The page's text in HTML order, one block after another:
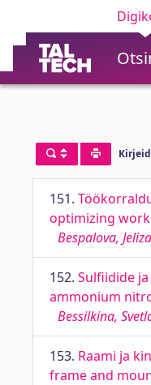
151.
optimizing work
Bespalova,
152. Sulfiidide
ammonium
Bessilkina,
153. Raami ja
frame and